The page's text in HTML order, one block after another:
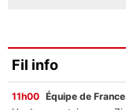
Fil info
11h00 Équipe de France